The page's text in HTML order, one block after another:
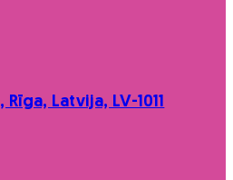
Latvija, LV-1011